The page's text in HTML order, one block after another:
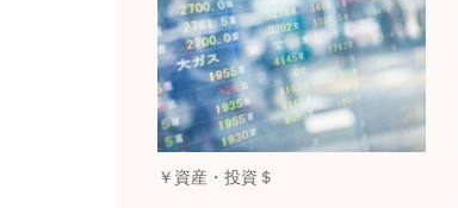
￥資産・投資＄